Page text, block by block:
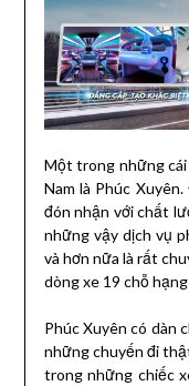
Một trong những
Nam là Phúc
đón nhận với chất
những vậy dịch vụ
và hơn nữa là rất
dòng xe 19 chỗ
Phúc Xuyên có dàn
những chuyến đi
trong những chiếc